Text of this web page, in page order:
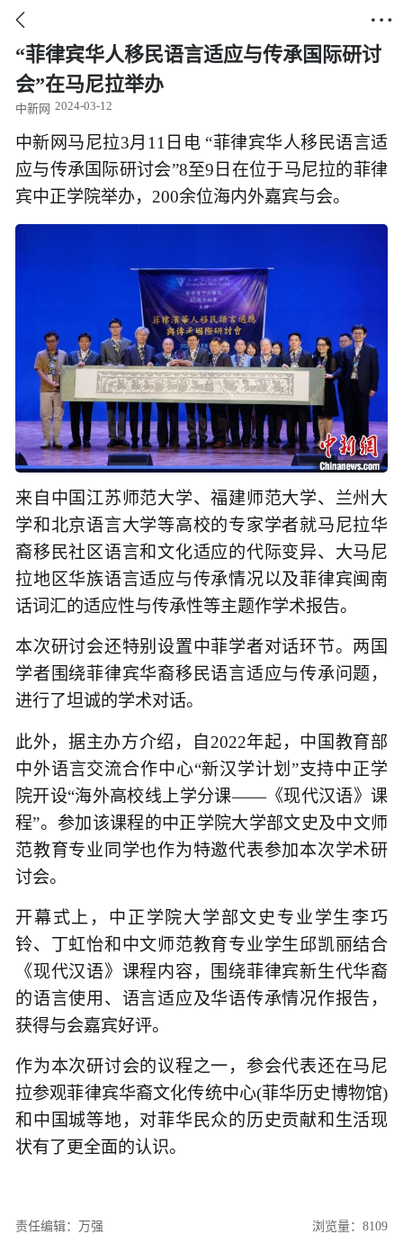
 
“菲律宾华人移民语言适应与传承国际研讨
会”在马尼拉举办
中新网 2024-03-12
中新网马尼拉3月11日电 “菲律宾华人移民语言适
应与传承国际研讨会”8至9日在位于马尼拉的菲律
宾中正学院举办，200余位海内外嘉宾与会。
来自中国江苏师范大学、福建师范大学、兰州大
学和北京语言大学等高校的专家学者就马尼拉华
裔移民社区语言和文化适应的代际变异、大马尼
拉地区华族语言适应与传承情况以及菲律宾闽南
话词汇的适应性与传承性等主题作学术报告。
本次研讨会还特别设置中菲学者对话环节。两国
学者围绕菲律宾华裔移民语言适应与传承问题，
进行了坦诚的学术对话。
此外，据主办方介绍，自2022年起，中国教育部
中外语言交流合作中心“新汉学计划”支持中正学
院开设“海外高校线上学分课——《现代汉语》课
程”。参加该课程的中正学院大学部文史及中文师
范教育专业同学也作为特邀代表参加本次学术研
讨会。
开幕式上，中正学院大学部文史专业学生李巧
铃、丁虹怡和中文师范教育专业学生邱凯丽结合
《现代汉语》课程内容，围绕菲律宾新生代华裔
的语言使用、语言适应及华语传承情况作报告，
获得与会嘉宾好评。
作为本次研讨会的议程之一，参会代表还在马尼
拉参观菲律宾华裔文化传统中心(菲华历史博物馆)
和中国城等地，对菲华民众的历史贡献和生活现
状有了更全面的认识。
责任编辑：万强 浏览量：8109